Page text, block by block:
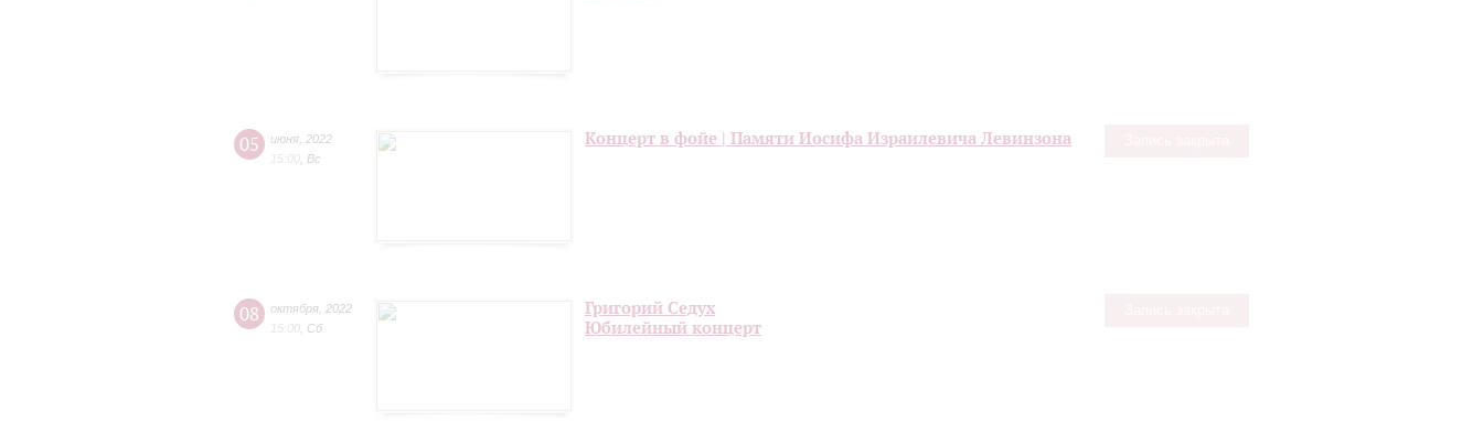
05 июня 2022
15:00 Вс
Концерт в фойе | Памяти Иосифа Израилевича Левинзона
08 октября 2022
15:00 Сб
Григорий Седух
Юбилейный концерт